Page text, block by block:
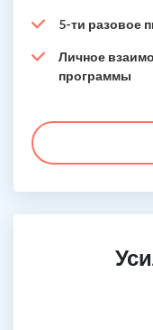
5-ти разовое
Личное
программы